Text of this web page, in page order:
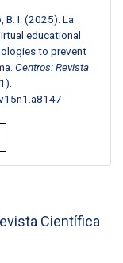
B. I. (2025). La
educational
to prevent
Centros: Revista
Científica